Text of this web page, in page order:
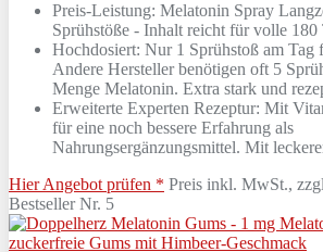
Preis-Leistung: Melatonin Spray
Sprühstöße - Inhalt reicht für volle 180
Hochdosiert: Nur 1 Sprühstoß am
Andere Hersteller benötigen oft 5
Menge Melatonin. Extra stark und
Erweiterte Experten Rezeptur: Mit
für eine noch bessere Erfahrung als
Nahrungsergänzungsmittel. Mit
Hier Angebot prüfen * Preis inkl. MwSt.,
Bestseller Nr. 5